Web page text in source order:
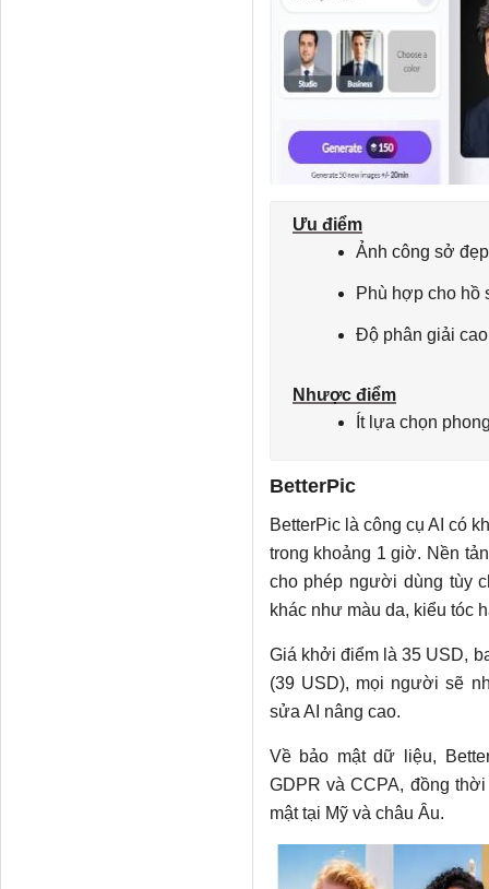
Ưu điểm
Ảnh công sở
Phù hợp cho hồ
Độ phân giải cao
Nhược điểm
Ít lựa chọn
BetterPic
BetterPic là công cụ AI có
trong khoảng 1 giờ. Nền
cho phép người dùng tùy
khác như màu da, kiểu tóc
Giá khởi điểm là 35 USD,
(39 USD), mọi người sẽ
sửa AI nâng cao.
Về bảo mật dữ liệu,
GDPR và CCPA, đồng
mật tại Mỹ và châu Âu.